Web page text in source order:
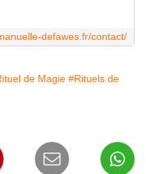
defawes.fr/contact/
de Magie #Rituels de